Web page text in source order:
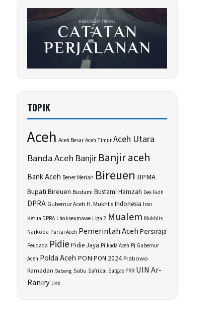
TOPIK
Aceh Aceh BesarAceh TimurAceh Utara
Banda Aceh BanjirBanjir aceh
Bank Aceh Bener Meriah Bireuen BPMA
Bupati Bireuen Bustami Bustami Hamzah Dek Fadh
DPRA Gubernur Aceh H. MukhlisIndonesia Iran
Ketua DPRA Lhokseumawe Liga 2 Mualem Mukhlis
Narkoba Partai Aceh Pemerintah AcehPersiraja
Peudada Pidie Pidie Jaya Pilkada Aceh Pj Gubernur
Aceh Polda Aceh PON PON 2024Prabowo
Ramadan Sabang Sabu SafrizalSatgas PRR UIN Ar-
Raniry Usk